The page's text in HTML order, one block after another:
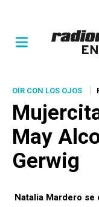
OÍR CON LOS OJOS
May
Gerwig
Natalia Mardero